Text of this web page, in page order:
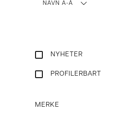
NAVN A-Å
NYHETER
PROFILERBART
MERKE